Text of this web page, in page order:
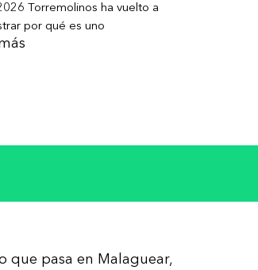
Torremolinos ha vuelto a
por qué es uno
que pasa en Malaguear,